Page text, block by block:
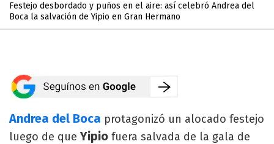
Festejo desbordado y puños en el aire: así celebró Andrea del
Boca la salvación de Yipio en Gran Hermano
Andrea del Boca protagonizó un alocado festejo
luego de queYipio fuera salvada de la gala de